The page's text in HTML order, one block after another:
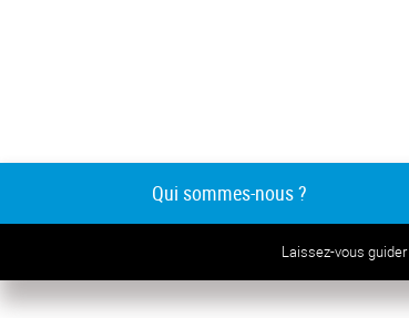
Qui sommes-nous ?
Laissez-vous guider